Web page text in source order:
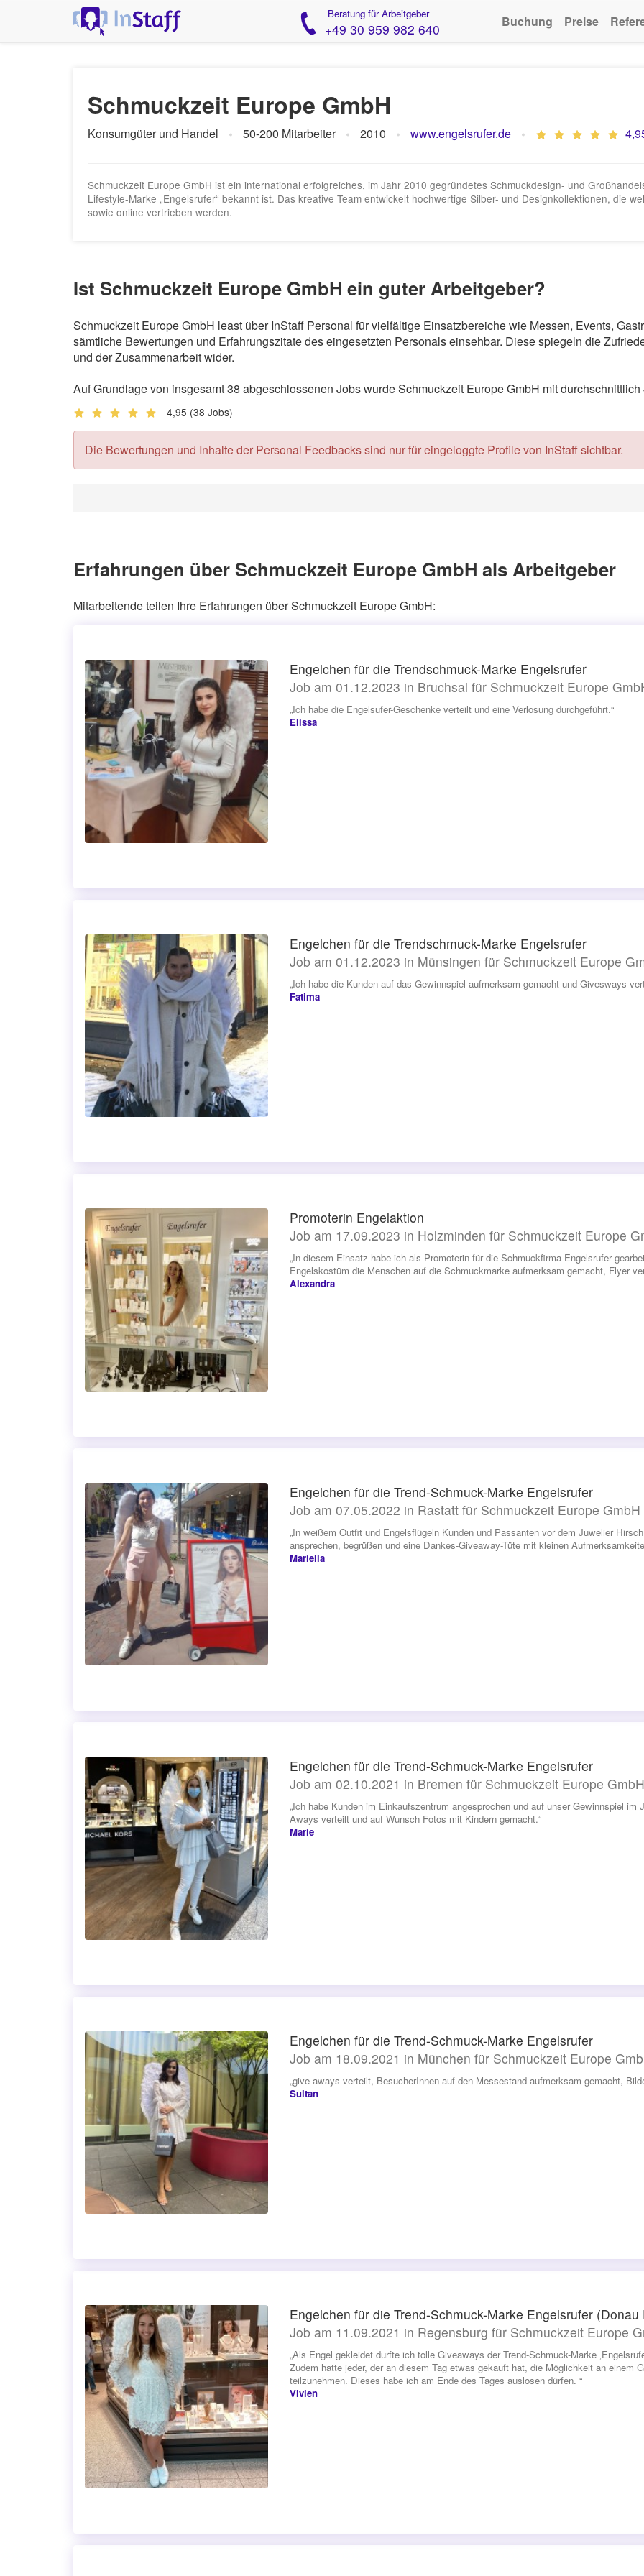
Beratung für Arbeitgeber
+49 30 959 982 640 Buchung Preise
Schmuckzeit Europe GmbH
Konsumgüter und Handel 50-200 Mitarbeiter 2010 www.engelsrufer.de
Schmuckzeit Europe GmbH ist ein international erfolgreiches, im Jahr 2010 gegründetes Schmuckdesign- und
Lifestyle-Marke „Engelsrufer“ bekannt ist. Das kreative Team entwickelt hochwertige Silber- und Designkollektionen, die
sowie online vertrieben werden.
Ist Schmuckzeit Europe GmbH ein guter Arbeitgeber?
Schmuckzeit Europe GmbH least über InStaff Personal für vielfältige Einsatzbereiche wie Messen, Events,
sämtliche Bewertungen und Erfahrungszitate des eingesetzten Personals einsehbar. Diese spiegeln die
und der Zusammenarbeit wider.
Auf Grundlage von insgesamt 38 abgeschlossenen Jobs wurde Schmuckzeit Europe GmbH mit
4,95 (38 Jobs)
Die Bewertungen und Inhalte der Personal Feedbacks sind nur für eingeloggte Profile von InStaff sichtbar.
Erfahrungen über Schmuckzeit Europe GmbH als Arbeitgeber
Mitarbeitende teilen Ihre Erfahrungen über Schmuckzeit Europe GmbH:
Engelchen für die Trendschmuck-Marke Engelsrufer
Job am 01.12.2023 in Bruchsal für Schmuckzeit Europe
„Ich habe die Engelsufer-Geschenke verteilt und eine Verlosung durchgeführt.“
Elissa
Engelchen für die Trendschmuck-Marke Engelsrufer
Job am 01.12.2023 in Münsingen für Schmuckzeit Europe
„Ich habe die Kunden auf das Gewinnspiel aufmerksam gemacht und Givesways
Fatima
Promoterin Engelaktion
Job am 17.09.2023 in Holzminden für Schmuckzeit Europe
„In diesem Einsatz habe ich als Promoterin für die Schmuckfirma Engelsrufer
Engelskostüm die Menschen auf die Schmuckmarke aufmerksam gemacht, Flyer
Alexandra
Engelchen für die Trend-Schmuck-Marke Engelsrufer
Job am 07.05.2022 in Rastatt für Schmuckzeit Europe GmbH
„In weißem Outfit und Engelsflügeln Kunden und Passanten vor dem Juwelier
ansprechen, begrüßen und eine Dankes-Giveaway-Tüte mit kleinen
Mariella
Engelchen für die Trend-Schmuck-Marke Engelsrufer
Job am 02.10.2021 in Bremen für Schmuckzeit Europe GmbH
„Ich habe Kunden im Einkaufszentrum angesprochen und auf unser Gewinnspiel
Aways verteilt und auf Wunsch Fotos mit Kindern gemacht.“
Marie
Engelchen für die Trend-Schmuck-Marke Engelsrufer
Job am 18.09.2021 in München für Schmuckzeit Europe
„give-aways verteilt, BesucherInnen auf den Messestand aufmerksam gemacht,
Sultan
Engelchen für die Trend-Schmuck-Marke Engelsrufer
Job am 11.09.2021 in Regensburg für Schmuckzeit Europe
„Als Engel gekleidet durfte ich tolle Giveaways der Trend-Schmuck-Marke
Zudem hatte jeder, der an diesem Tag etwas gekauft hat, die Möglichkeit an einem
teilzunehmen. Dieses habe ich am Ende des Tages auslosen dürfen. “
Vivien